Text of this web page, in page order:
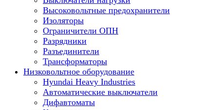
Высоковольтные предохранители
Изоляторы
Ограничители ОПН
Разрядники
Разъединители
Трансформаторы
Низковольтное оборудование
Hyundai Heavy Industries
Автоматические выключатели
Дифавтоматы